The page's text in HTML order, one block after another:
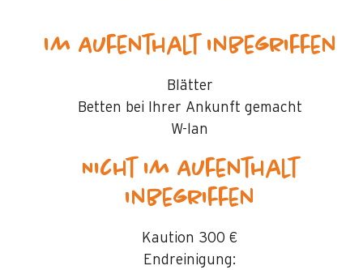
Im Aufenthalt inbegriffen
Blätter
Betten bei Ihrer Ankunft gemacht
W-lan
Nicht im Aufenthalt
inbegriffen
Kaution 300 €
Endreinigung: